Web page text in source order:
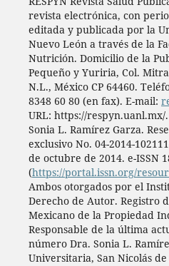
revista electrónica, con
editada y publicada por la
Nuevo León a través de la
Nutrición. Domicilio de la
Pequeño y Yuriria, Col.
N.L., México CP 64460.
8348 60 80 (en fax). E-mail:
URL: https://respyn.uanl.mx/
Sonia L. Ramírez Garza.
exclusivo No. 04-2014-
de octubre de 2014. e-ISSN
(https://portal.issn.org/
Ambos otorgados por el
Derecho de Autor. Registro
Mexicano de la Propiedad
Responsable de la última
número Dra. Sonia L.
Universitaria, San Nicolás